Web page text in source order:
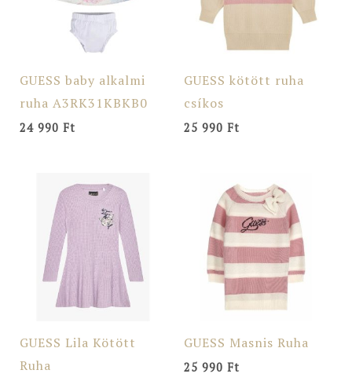
GUESS baby alkalmi
ruha A3RK31KBKB0
24 990 Ft
GUESS kötött ruha
csíkos
25 990 Ft
GUESS Lila Kötött
Ruha
GUESS Masnis Ruha
25 990 Ft